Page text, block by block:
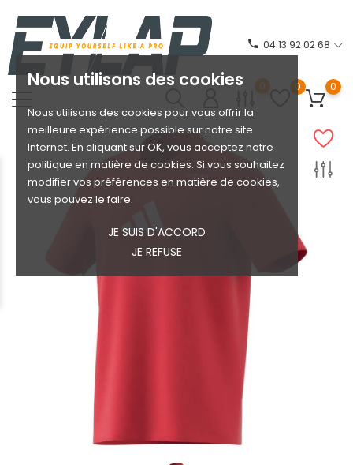
Nous utilisons des cookies
Nous utilisons des cookies pour vous offrir la
meilleure expérience possible sur notre site
Internet. En cliquant sur OK, vous acceptez notre
politique en matière de cookies. Si vous souhaitez
modifier vos préférences en matière de cookies,
vous pouvez le faire.
JE SUIS D'ACCORD
JE REFUSE
phone 04 13 92 02 68
0 0 0